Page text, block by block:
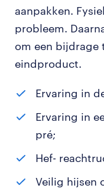
aanpakken.
probleem.
om een bijdrage
eindproduct.
Ervaring in
Ervaring in
pré;
Hef-
Veilig hijsen